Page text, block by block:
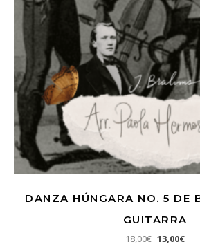
DANZA HÚNGARA NO. 5 DE
GUITARRA
18,00€ El precio
13,00€El